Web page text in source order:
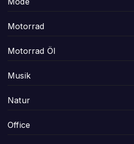
Motorrad
Motorrad Öl
Musik
Natur
Office